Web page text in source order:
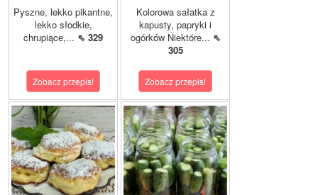
Pyszne, lekko pikantne,
lekko słodkie,
chrupiące,... ⇖ 329
Zobacz przepis!
Kolorowa sałatka z
kapusty, papryki i
ogórków Niektóre... ⇖
305
Zobacz przepis!